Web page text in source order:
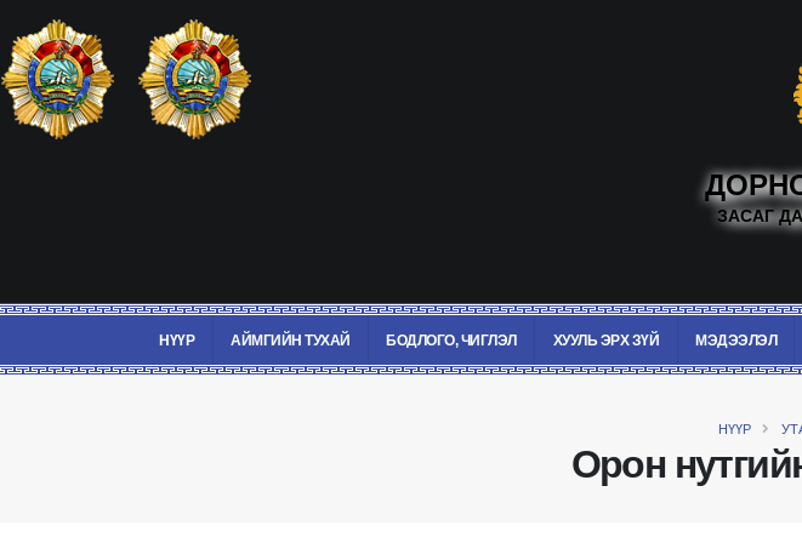
ЗАСАГ
НҮҮР АЙМГИЙН ТУХАЙ БОДЛОГО, ЧИГЛЭЛ ХУУЛЬ ЭРХ ЗҮЙ МЭДЭЭЛЭЛ
Орон
НҮҮР